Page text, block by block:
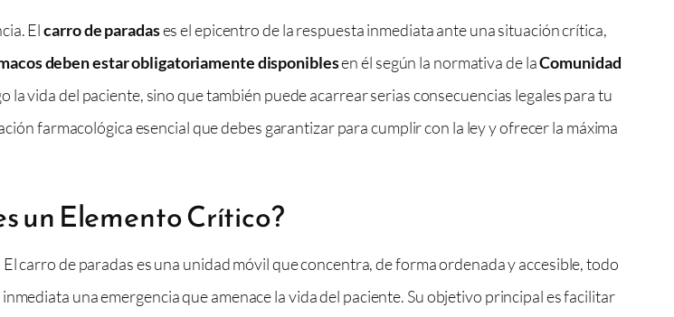
Elcarro de paradases el epicentro de la respuesta inmediata ante una situación crítica,
deben estar obligatoriamente disponiblesen él según la normativa de laComunidad
vida del paciente, sino que también puede acarrear serias consecuencias legales para tu
farmacológica esencial que debes garantizar para cumplir con la ley y ofrecer la máxima
un Elemento Crítico?
carro de paradas es una unidad móvil que concentra, de forma ordenada y accesible, todo
una emergencia que amenace la vida del paciente. Su objetivo principal es facilitar